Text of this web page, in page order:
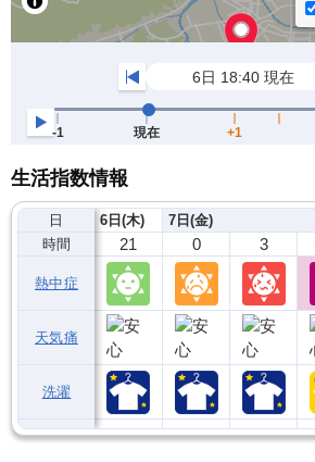
生活指数情報
日
時間
熱中症
天気痛
洗濯
6日(木)
21
7日(金)
0 3